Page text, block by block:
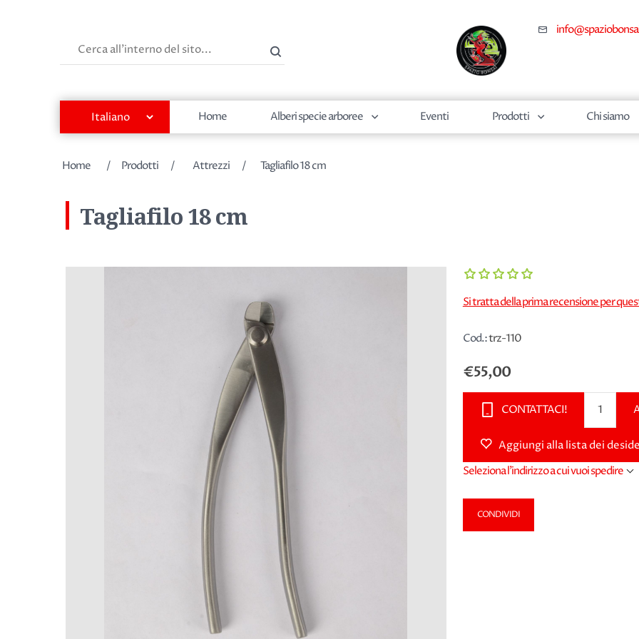
Home Alberi specie arboree Eventi Prodotti Chi siamo
Home / Prodotti / Attrezzi / Tagliafilo 18 cm
Tagliafilo 18 cm
Si tratta della prima recensione per
Cod.:trz-110
€55,00
CONTATTACI!
Aggiungi alla lista dei
Seleziona l'indirizzo a cui vuoi spedire
CONDIVIDI